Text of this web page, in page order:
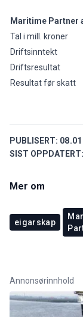
Maritime Partner
Tal i mill. kroner
Driftsinntekt
Driftsresultat
Resultat før skatt
PUBLISERT:
SIST OPPDATERT:
Mer om
eigarskap
Annonsørinnhold